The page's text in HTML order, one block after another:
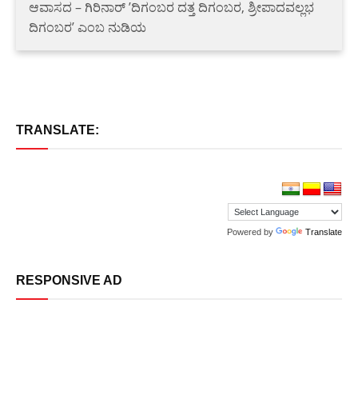
ಆವಾಸದ – ಗಿರಿನಾರ್ ’ದಿಗಂಬರ ದತ್ತ ದಿಗಂಬರ, ಶ್ರೀಪಾದವಲ್ಲಭ
ದಿಗಂಬರ’ ಎಂಬ ನುಡಿಯ
TRANSLATE:
Powered by Translate
RESPONSIVE AD